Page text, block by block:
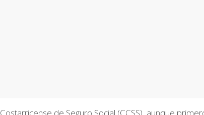
de Seguro Social (CCSS), aunque